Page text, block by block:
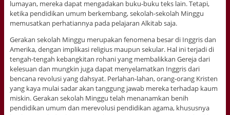
lumayan, mereka dapat mengadakan buku-buku teks lain. Tetapi,
ketika pendidikan umum berkembang, sekolah-sekolah Minggu
memusatkan perhatiannya pada pelajaran Alkitab saja.
Gerakan sekolah Minggu merupakan fenomena besar di Inggris dan
Amerika, dengan implikasi religius maupun sekular. Hal ini terjadi di
tengah-tengah kebangkitan rohani yang membalikkan Gereja dari
kelesuan dan mungkin juga dapat menyelamatkan Inggris dari
bencana revolusi yang dahsyat. Perlahan-lahan, orang-orang Kristen
yang kaya mulai sadar akan tanggung jawab mereka terhadap kaum
miskin. Gerakan sekolah Minggu telah menanamkan benih
pendidikan umum dan merevolusi pendidikan agama, khususnya